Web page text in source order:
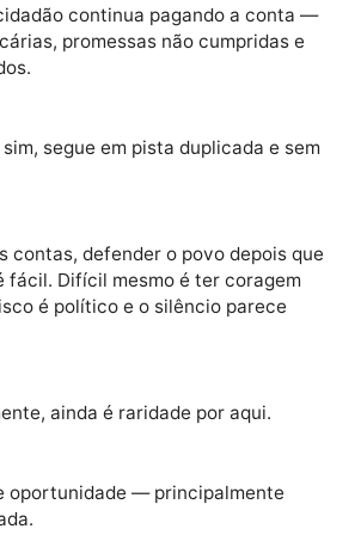
cresce, se escondem. E quando a
— ainda que provisória — correm
câmeras, disputando quem posa
do povo”.
só aparece depois que o
cidadão continua pagando a conta
promessas não cumpridas e
sim, segue em pista duplicada e